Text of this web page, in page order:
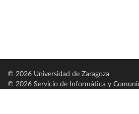
© 2026 Universidad de Zaragoza
© 2026 Servicio de Informática y